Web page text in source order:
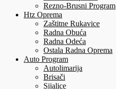
Rezno-Brusni Program
Htz Oprema
Zaštitne Rukavice
Radna Obuća
Radna Odeća
Ostala Radna Oprema
Auto Program
Autolimarija
Brisači
Sijalice